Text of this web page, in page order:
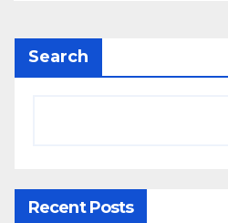
Search
Recent Posts